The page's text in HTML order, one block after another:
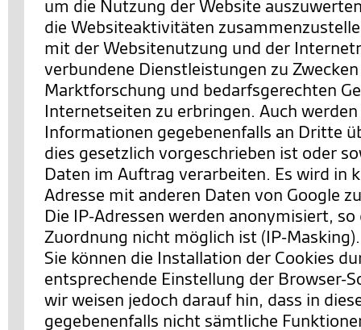
um die Nutzung der Website
die Websiteaktivitäten
mit der Websitenutzung und der
verbundene Dienstleistungen zu
Marktforschung und bedarfsgerechten
Internetseiten zu erbringen. Auch werden
Informationen gegebenenfalls an Dritte
dies gesetzlich vorgeschrieben ist oder
Daten im Auftrag verarbeiten. Es wird in
Adresse mit anderen Daten von Google
Die IP-Adressen werden anonymisiert, so
Zuordnung nicht möglich ist (IP-Masking).
Sie können die Installation der Cookies
entsprechende Einstellung der Browser-
wir weisen jedoch darauf hin, dass in
gegebenenfalls nicht sämtliche